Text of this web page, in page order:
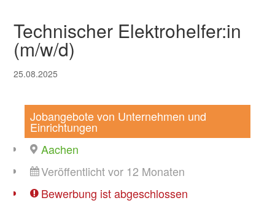
Technischer Elektrohelfer:in
(m/w/d)
25.08.2025
Jobangebote von Unternehmen und
Einrichtungen
Aachen
Veröffentlicht vor 12 Monaten
Bewerbung ist abgeschlossen